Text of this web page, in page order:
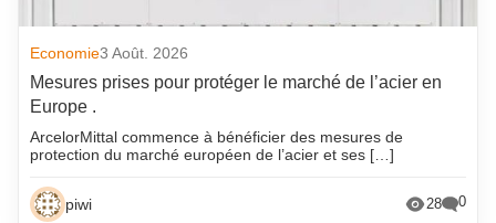
Economie3 Août. 2026
Mesures prises pour protéger le marché de l’acier en
Europe .
ArcelorMittal commence à bénéficier des mesures de
protection du marché européen de l’acier et ses […]
piwi 28 0